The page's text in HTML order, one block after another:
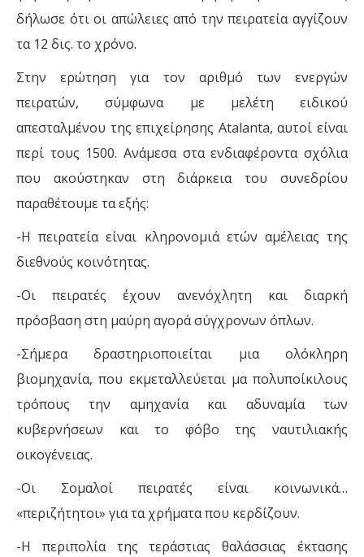
δήλωσε ότι οι απώλειες από την πειρατεία αγγίζουν
τα 12 δις. το χρόνο.
Στην ερώτηση για τον αριθμό των ενεργών
πειρατών, σύμφωνα με μελέτη ειδικού
απεσταλμένου της επιχείρησης Atalanta, αυτοί είναι
περί τους 1500. Ανάμεσα στα ενδιαφέροντα σχόλια
που ακούστηκαν στη διάρκεια του συνεδρίου
παραθέτουμε τα εξής:
-Η πειρατεία είναι κληρονομιά ετών αμέλειας της
διεθνούς κοινότητας.
-Οι πειρατές έχουν ανενόχλητη και διαρκή
πρόσβαση στη μαύρη αγορά σύγχρονων όπλων.
-Σήμερα δραστηριοποιείται μια ολόκληρη
βιομηχανία, που εκμεταλλεύεται μα πολυποίκιλους
τρόπους την αμηχανία και αδυναμία των
κυβερνήσεων και το φόβο της ναυτιλιακής
οικογένειας.
-Οι Σομαλοί πειρατές είναι κοινωνικά…
«περιζήτητοι» για τα χρήματα που κερδίζουν.
-Η περιπολία της τεράστιας θαλάσσιας έκτασης